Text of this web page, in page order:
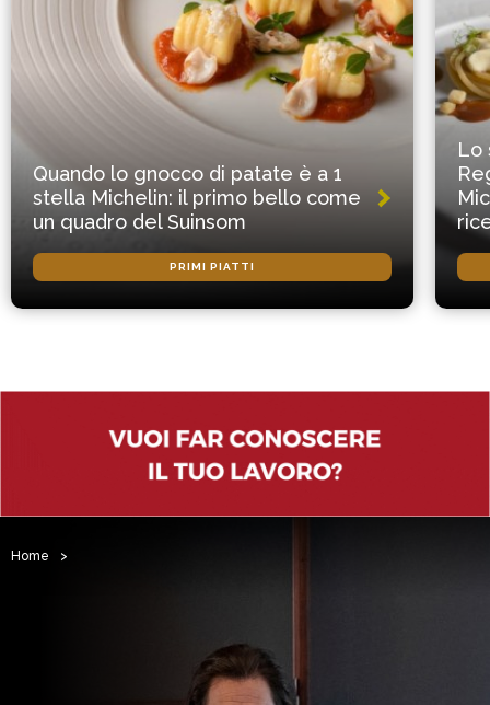
Quando lo gnocco di patate è a 1
stella Michelin: il primo bello come
un quadro del Suinsom
PRIMI PIATTI
Lo
Home >